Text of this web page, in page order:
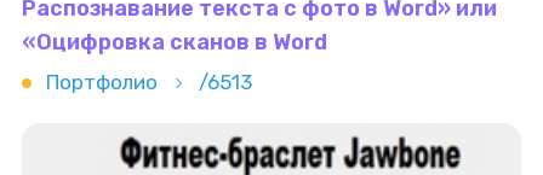
Распознавание текста с фото в Word» или
«Оцифровка сканов в Word
Портфолио /6513